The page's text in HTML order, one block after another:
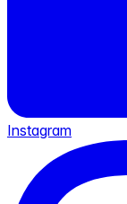
Instagram